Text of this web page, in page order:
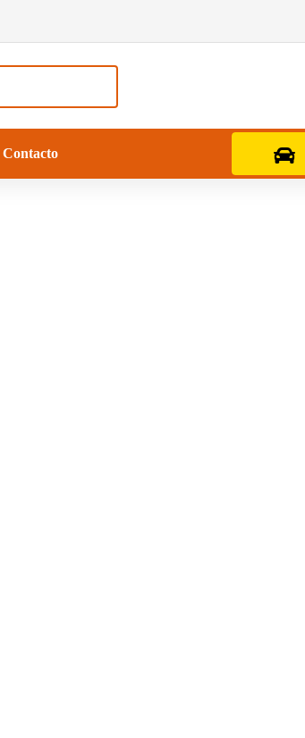
Contacto